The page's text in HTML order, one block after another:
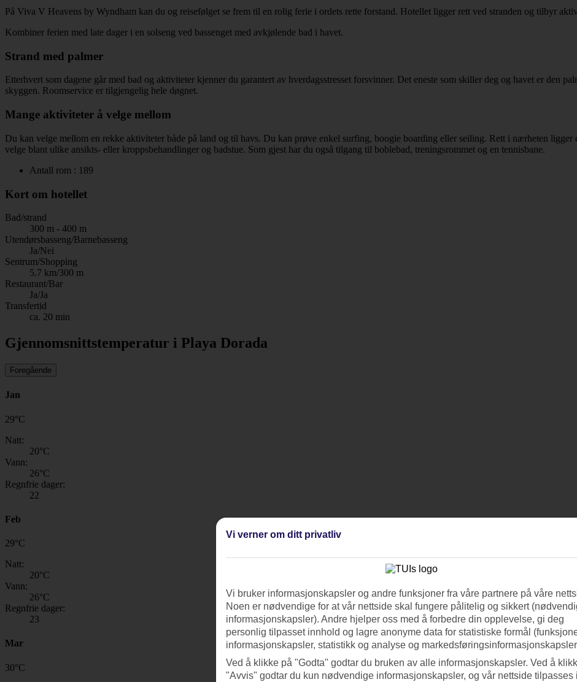
På Viva V Heavens by Wyndham kan du og reisefølget se frem til en rolig ferie i ordets rette forstand. Hotellet ligger rett ved stranden og tilbyr
Kombiner ferien med late dager i en solseng ved bassenget med avkjølende bad i havet.
Strand med palmer
Etterhvert som dagene går med bad og aktiviteter kjenner du garantert av hverdagsstresset forsvinner. Det eneste som skiller deg og havet er den
skyggen. Roomservice er tilgjengelig hele døgnet.
Mange aktiviteter å velge mellom
Du kan velge mellom en rekke aktiviteter både på land og til havs. Du kan prøve enkel surfing, boogie boarding eller seiling. Rett i nærheten ligger
velge blant ulike ansikts- eller kroppsbehandlinger og badstue. Som gjest har du også tilgang til boblebad, treningsrommet og en tennisbane.
Antall rom : 189
Kort om hotellet
Bad/strand
300 m - 400 m
Utendørsbasseng/Barnebasseng
Ja/Nei
Sentrum/Shopping
5.7 km/300 m
Restaurant/Bar
Ja/Ja
Transfertid
ca. 20 min
Gjennomsnittstemperatur i Playa Dorada
Foregående
Jan
29°C
Natt:
20°C
Vann:
26°C
Regnfrie dager:
22
Feb
29°C
Natt:
20°C
Vann:
26°C
Regnfrie dager:
23
Mar
30°C
Vi verner om ditt privatliv
Vi bruker informasjonskapsler og andre funksjoner fra våre partnere på våre
Noen er nødvendige for at vår nettside skal fungere pålitelig og sikkert
informasjonskapsler). Andre hjelper oss med å forbedre din opplevelse, gi deg
personlig tilpasset innhold og lagre anonyme data for statistiske formål
informasjonskapsler, statistikk og analyse og
Ved å klikke på "Godta" godtar du bruken av alle informasjonskapsler. Ved å
"Avvis" godtar du kun nødvendige informasjonskapsler, og vår nettside tilpasses